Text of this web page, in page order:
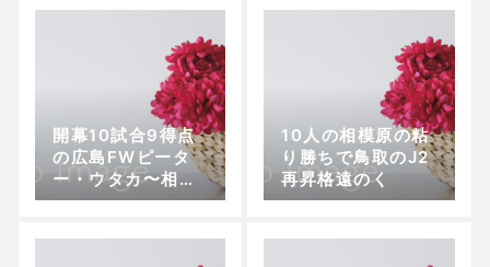
期待
開幕10試合9得点
の広島FWピータ
ー・ウタカ〜相思
相愛の広島加入か
異能のアタッカー
10人の相模原の粘
り勝ちで鳥取のJ2
再昇格遠のく